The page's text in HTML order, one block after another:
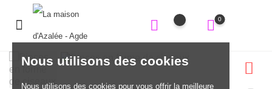
Nous utilisons des cookies
Nous utilisons des cookies pour vous offrir la meilleure
0